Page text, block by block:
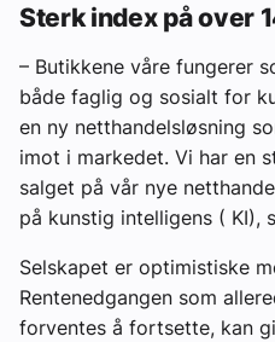
Sterk index på over
– Butikkene våre fungerer
både faglig og sosialt for
en ny netthandelsløsning
imot i markedet. Vi har en
salget på vår nye
på kunstig intelligens ( KI),
Selskapet er optimistiske
Rentenedgangen som
forventes å fortsette, kan